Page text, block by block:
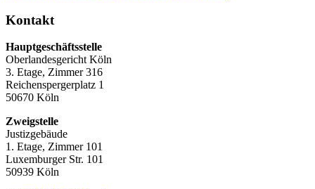
Kontakt
Hauptgeschäftsstelle
Oberlandesgericht Köln
3. Etage, Zimmer 316
Reichenspergerplatz 1
50670 Köln
Zweigstelle
Justizgebäude
1. Etage, Zimmer 101
Luxemburger Str. 101
50939 Köln